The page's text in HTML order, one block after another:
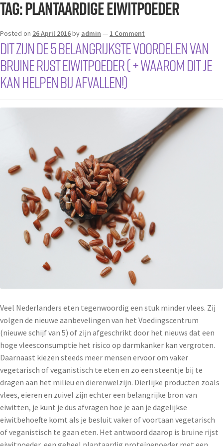
Tag:plantaardige eiwitpoeder
Posted on 26 April 2016by admin — 1 Comment
DIT zijn de 5 belangrijkste voordelen van
bruine rijst eiwitpoeder ( + waarom dit je
kan helpen bij afvallen!)
Veel Nederlanders eten tegenwoordig een stuk minder vlees. Zij
volgen de nieuwe aanbevelingen van het Voedingscentrum
(nieuwe schijf van 5) of zijn afgeschrikt door het nieuws dat een
hoge vleesconsumptie het risico op darmkanker kan vergroten.
Daarnaast kiezen steeds meer mensen ervoor om vaker
vegetarisch of veganistisch te eten en zo een steentje bij te
dragen aan het milieu en dierenwelzijn. Dierlijke producten zoals
vlees, eieren en zuivel zijn echter een belangrijke bron van
eiwitten, je kunt je dus afvragen hoe je aan je dagelijkse
eiwitbehoefte komt als je besluit vaker of voortaan vegetarisch
of veganistisch te gaan eten. Het antwoord daarop is bruine rijst